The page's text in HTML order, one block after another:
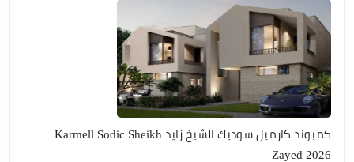
كمبوند كارميل سوديك الشيخ زايد Karmell Sodic Sheikh
Zayed 2026